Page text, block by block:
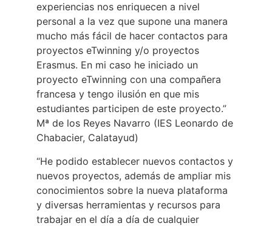
experiencias nos enriquecen a nivel
personal a la vez que supone una manera
mucho más fácil de hacer contactos para
proyectos eTwinning y/o proyectos
Erasmus. En mi caso he iniciado un
proyecto eTwinning con una compañera
francesa y tengo ilusión en que mis
estudiantes participen de este proyecto.”
Mª de los Reyes Navarro (IES Leonardo de
Chabacier, Calatayud)
“He podido establecer nuevos contactos y
nuevos proyectos, además de ampliar mis
conocimientos sobre la nueva plataforma
y diversas herramientas y recursos para
trabajar en el día a día de cualquier